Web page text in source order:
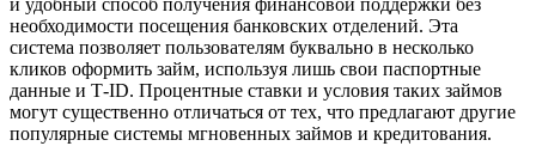
и удобный способ получения финансовой поддержки без
необходимости посещения банковских отделений. Эта
система позволяет пользователям буквально в несколько
кликов оформить займ, используя лишь свои паспортные
данные и Т-ID. Процентные ставки и условия таких займов
могут существенно отличаться от тех, что предлагают другие
популярные системы мгновенных займов и кредитования.